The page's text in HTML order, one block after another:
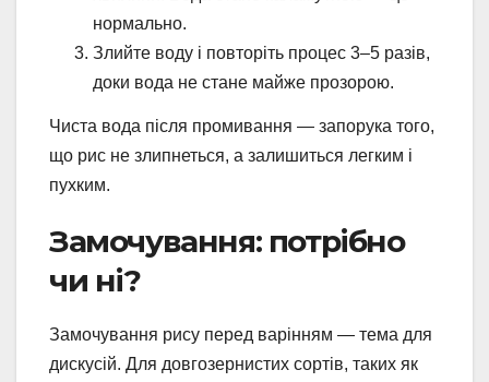
нормально.
Злийте воду і повторіть процес 3–5 разів,
доки вода не стане майже прозорою.
Чиста вода після промивання — запорука того,
що рис не злипнеться, а залишиться легким і
пухким.
Замочування: потрібно
чи ні?
Замочування рису перед варінням — тема для
дискусій. Для довгозернистих сортів, таких як